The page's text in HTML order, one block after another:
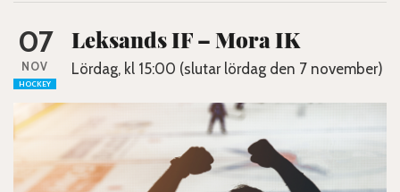
07
NOV
HOCKEY
Leksands IF – Mora IK
Lördag, kl 15:00 (slutar lördag den 7 november)